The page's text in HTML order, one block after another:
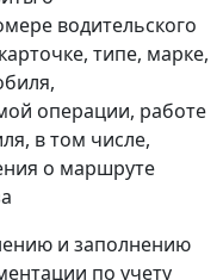
водительского
типе, марке,
операции, работе
в том числе,
о маршруте
и заполнению
по учету